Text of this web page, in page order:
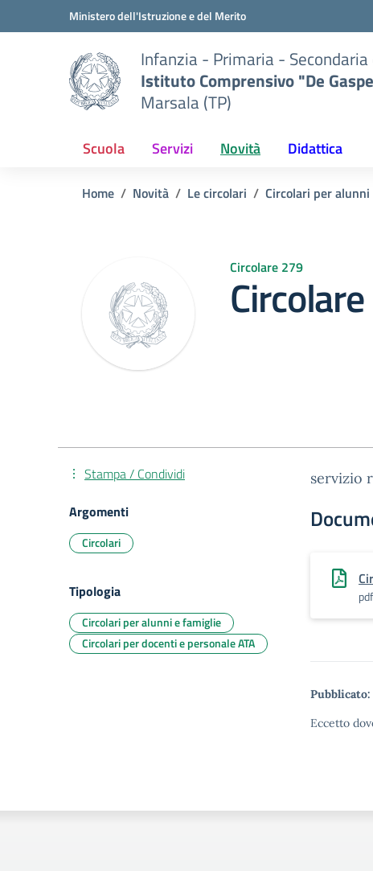
Vai ai contenuti
Vai al menu di navigazioneMinistero dell'Istruzione e del Merito
Infanzia - Primaria -
Istituto Comprensivo "De
Marsala (TP)
Scuola Servizi Novità Didattica
Home Novità Le circolari Circolari per
Circolare 279
servizio
Pubblicato:
Eccetto
Stampa / Condividi
Argomenti
Circolari
Tipologia
Circolari per alunni e famiglie
Circolari per docenti e personale ATA